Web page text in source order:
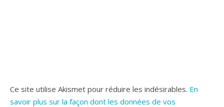
Ce site utilise Akismet pour réduire les indésirables. En
savoir plus sur la façon dont les données de vos